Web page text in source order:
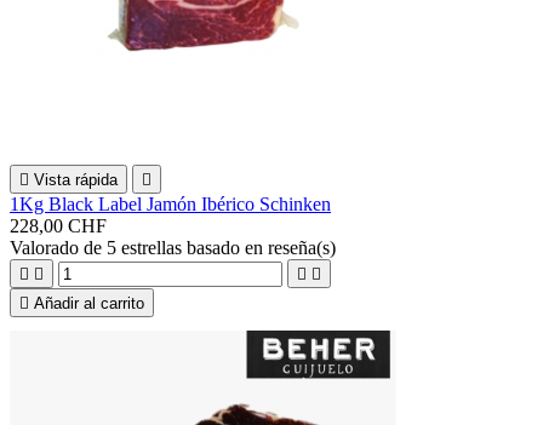
 Vista rápida 
1Kg Black Label Jamón Ibérico Schinken
228,00 CHF
Valorado de 5 estrellas basado en reseña(s)
   
 Añadir al carrito